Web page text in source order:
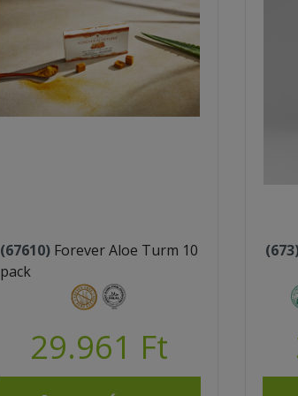
(67610) Forever Aloe Turm 10
pack
29.961 Ft